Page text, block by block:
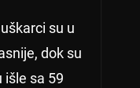
su u
dok su
išle sa 59